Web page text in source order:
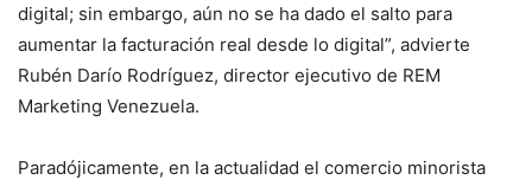
digital; sin embargo, aún no se ha dado el salto para
aumentar la facturación real desde lo digital”, advierte
Rubén Darío Rodríguez, director ejecutivo de REM
Marketing Venezuela.
Paradójicamente, en la actualidad el comercio minorista